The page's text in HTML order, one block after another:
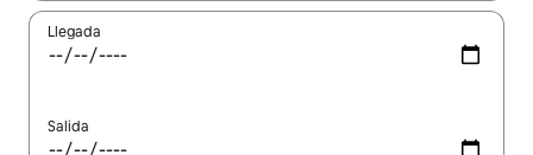
Llegada
Salida